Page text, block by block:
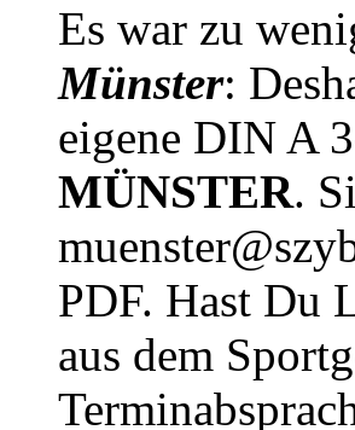
Es war zu
Münster:
eigene DIN A
MÜNSTER.
PDF. Hast Du
aus dem